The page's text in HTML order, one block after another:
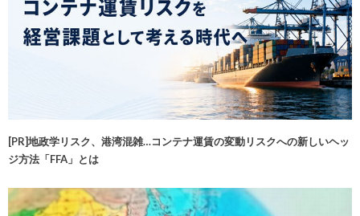
[PR]地政学リスク、港湾混雑…コンテナ運賃の変動リスクへの新しいヘッ
ジ方法「FFA」とは